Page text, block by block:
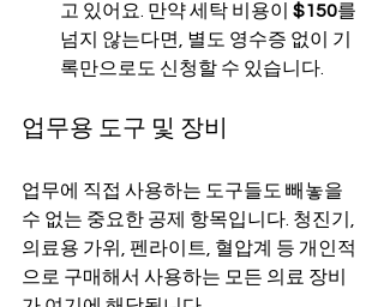
고 있어요. 만약 세탁 비용이 $150를
넘지 않는다면, 별도 영수증 없이 기
록만으로도 신청할 수 있습니다.
업무용 도구 및 장비
업무에 직접 사용하는 도구들도 빼놓을
수 없는 중요한 공제 항목입니다. 청진기,
의료용 가위, 펜라이트, 혈압계 등 개인적
으로 구매해서 사용하는 모든 의료 장비